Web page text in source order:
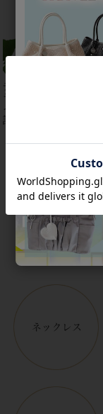
チェコクリスタルガ
ラス立体リボンデザ
インベルト時
計/9240001